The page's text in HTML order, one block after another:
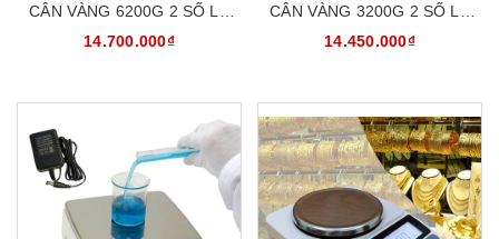
CÂN VÀNG 6200G 2 SỐ LẺ
CÂN KỸ THUẬT VIBRA
14.700.000₫
CÂN VÀNG 3200G 2 SỐ LẺ
CÂN KỸ THUẬT VIBRA
14.450.000₫